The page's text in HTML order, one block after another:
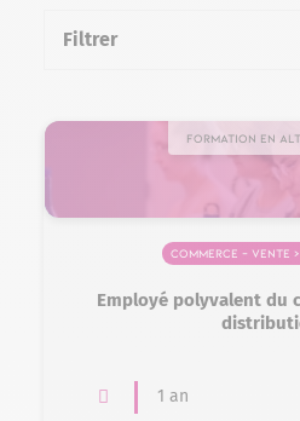
Filtrer
Formation en
Commerce – Vente
Employé polyvalent du
1 an